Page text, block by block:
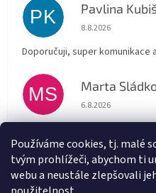
Používáme cookies, tj. malé
tvým prohlížeči, abychom ti
webu a neustále zlepšovali
PK Pavlina
Hodnocení
8.8.2026
Doporučuji, super komunikace
MS Marta
Hodnocení
6.8.2026
AT Alena
Hodnocení
5.8.2026